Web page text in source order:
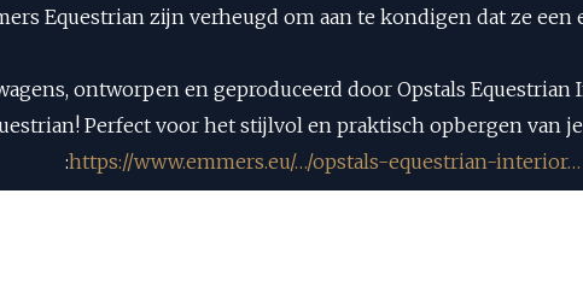
Equestrian zijn verheugd om aan te kondigen dat ze
ontworpen en geproduceerd door Opstals
Perfect voor het stijlvol en praktisch opbergen van
:https://www.emmers.eu/…/opstals-equestrian-interior…